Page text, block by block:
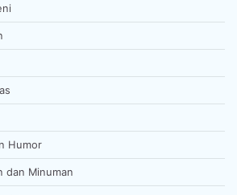
Humor
dan Minuman